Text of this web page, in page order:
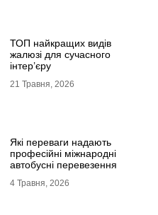
ТОП найкращих видів
жалюзі для сучасного
інтер’єру
21 Травня, 2026
Які переваги надають
професійні міжнародні
автобусні перевезення
4 Травня, 2026